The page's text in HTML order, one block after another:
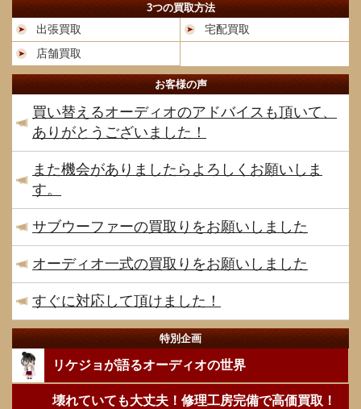
3つの買取方法
出張買取
宅配買取
店舗買取
お客様の声
買い替えるオーディオのアドバイスも頂いて、
ありがとうございました！
また機会がありましたらよろしくお願いしま
す。
サブウーファーの買取りをお願いしました
オーディオ一式の買取りをお願いしました
すぐに対応して頂けました！
特別企画
リケジョが語るオーディオの世界
壊れていても大丈夫！修理工房完備で高価買取！